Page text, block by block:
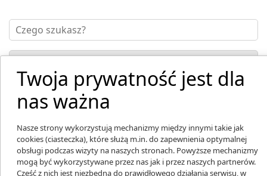
Twoja prywatność jest dla
nas ważna
Nasze strony wykorzystują mechanizmy między innymi takie jak
cookies (ciasteczka), które służą m.in. do zapewnienia optymalnej
obsługi podczas wizyty na naszych stronach. Powyższe mechanizmy
mogą być wykorzystywane przez nas jak i przez naszych partnerów.
Część z nich jest niezbędna do prawidłowego działania serwisu, w